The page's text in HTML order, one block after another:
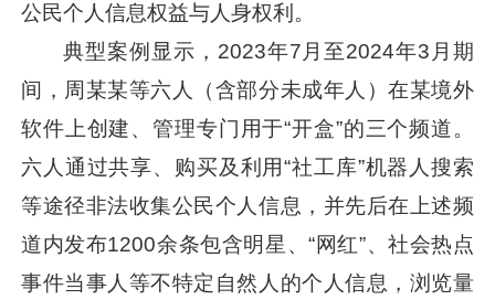
公民个人信息权益与人身权利。
典型案例显示，2023年7月至2024年3月期
间，周某某等六人（含部分未成年人）在某境外
软件上创建、管理专门用于“开盒”的三个频道。
六人通过共享、购买及利用“社工库”机器人搜索
等途径非法收集公民个人信息，并先后在上述频
道内发布1200余条包含明星、“网红”、社会热点
事件当事人等不特定自然人的个人信息，浏览量